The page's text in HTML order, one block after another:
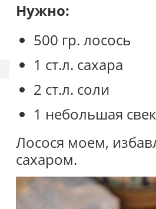
Нужно:
500 гр. лосось
1 ст.л. сахара
2 ст.л. соли
1 небольшая
Лосося моем,
сахаром.